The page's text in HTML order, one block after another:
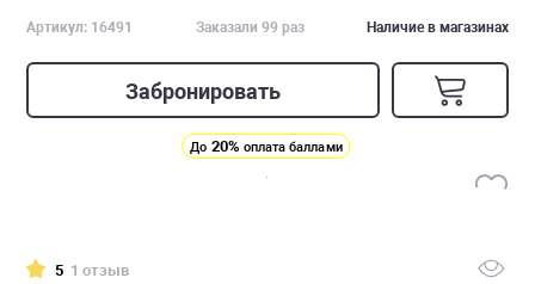
Артикул: 16491 Заказали 99 раз Наличие в магазинах
Забронировать
До 20% оплата баллами
5 1 отзыв